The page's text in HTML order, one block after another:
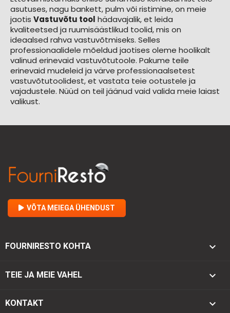
asutuses, nagu bankett, pulm või ristimine, on meie
jaotis Vastuvõtu tool hädavajalik, et leida
kvaliteetsed ja ruumisäästlikud toolid, mis on
ideaalsed rahva vastuvõtmiseks. Selles
professionaalidele mõeldud jaotises oleme hoolikalt
valinud erinevaid vastuvõtutoole. Pakume teile
erinevaid mudeleid ja värve professionaalsetest
vastuvõtutoolidest, et vastata teie ootustele ja
vajadustele. Nüüd on teil jäänud vaid valida meie laiast
valikust.
VÕTA MEIEGA ÜHENDUST
FOURNIRESTO KOHTA 
TEIE JA MEIE VAHEL 
KONTAKT keyboard_arrow_down